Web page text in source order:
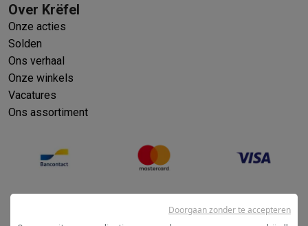
Over Krëfel
Onze acties
Solden
Ons verhaal
Onze winkels
Vacatures
Ons assortiment
Doorgaan zonder te accepteren